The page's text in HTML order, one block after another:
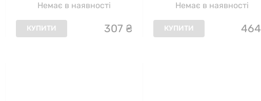
42 г
Немає в наявності
КУПИТИ 307 ₴
Немає в наявності
КУПИТИ 464